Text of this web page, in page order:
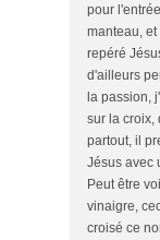
pour
manteau,
repéré
d'ailleurs
la passion,
sur la croix,
partout, il
Jésus avec
Peut être
vinaigre,
croisé ce